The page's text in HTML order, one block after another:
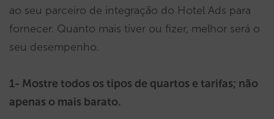
ao seu parceiro de integração do Hotel Ads para
fornecer. Quanto mais tiver ou fizer, melhor será o
seu desempenho.
1- Mostre todos os tipos de quartos e tarifas; não
apenas o mais barato.